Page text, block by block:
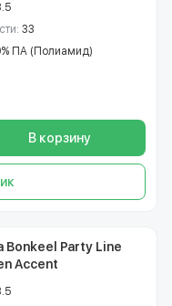
33
ПА (Полиамид)
В корзину
Bonkeel Party Line
Accent